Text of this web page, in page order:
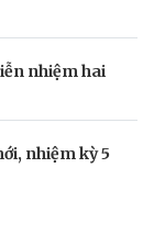
nhiệm hai
nhiệm kỳ 5